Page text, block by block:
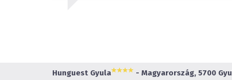
Hunguest Gyula - Magyarország, 5700